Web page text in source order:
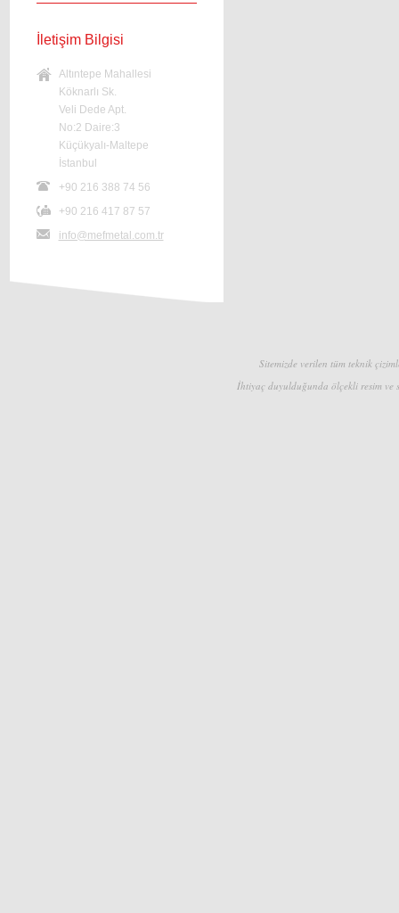
İletişim Bilgisi
Altıntepe Mahallesi
Köknarlı Sk.
Veli Dede Apt.
No:2 Daire:3
Küçükyalı-Maltepe
İstanbul
+90 216 388 74 56
+90 216 417 87 57
info@mefmetal.com.tr
Sitemizde verilen tüm teknik
İhtiyaç duyulduğunda ölçekli resim ve